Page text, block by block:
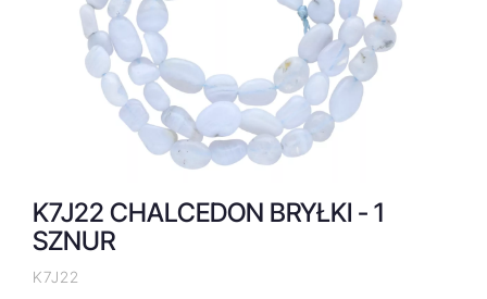
K7J22 CHALCEDON BRYŁKI - 1
SZNUR
K7J22